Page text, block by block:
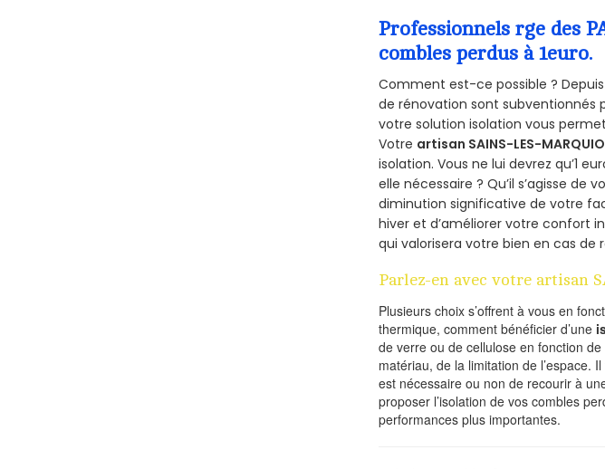
Professionnels rge des
combles perdus à 1euro.
Comment est-ce possible ?
de rénovation sont subventionnés
votre solution isolation vous
Votre artisan SAINS-LES-
isolation. Vous ne lui devrez qu’1
elle nécessaire ? Qu’il s’agisse
diminution significative de votre
hiver et d’améliorer votre confort
qui valorisera votre bien en cas de
Parlez-en avec votre artisan
Plusieurs choix s’offrent à vous en
thermique, comment bénéficier d’une
de verre ou de cellulose en fonction
matériau, de la limitation de l’espace.
est nécessaire ou non de recourir à
proposer l’isolation de vos combles
performances plus importantes.